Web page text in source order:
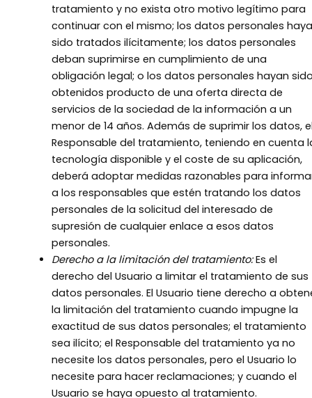
tratamiento y no exista otro motivo legítimo para
continuar con el mismo; los datos personales
sido tratados ilícitamente; los datos personales
deban suprimirse en cumplimiento de una
obligación legal; o los datos personales hayan
obtenidos producto de una oferta directa de
servicios de la sociedad de la información a un
menor de 14 años. Además de suprimir los datos,
Responsable del tratamiento, teniendo en cuenta
tecnología disponible y el coste de su aplicación,
deberá adoptar medidas razonables para
a los responsables que estén tratando los datos
personales de la solicitud del interesado de
supresión de cualquier enlace a esos datos
personales.
Derecho a la limitación del tratamiento:Es el
derecho del Usuario a limitar el tratamiento de sus
datos personales. El Usuario tiene derecho a
la limitación del tratamiento cuando impugne la
exactitud de sus datos personales; el tratamiento
sea ilícito; el Responsable del tratamiento ya no
necesite los datos personales, pero el Usuario lo
necesite para hacer reclamaciones; y cuando el
Usuario se haya opuesto al tratamiento.